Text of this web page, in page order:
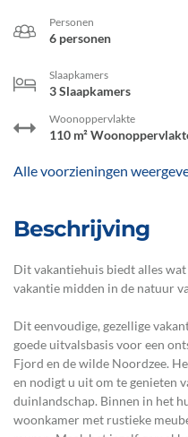
Personen
6 personen
Slaapkamers
3 Slaapkamers
Woonoppervlakte
110 m²
Alle voorzieningen
Beschrijving
Dit vakantiehuis biedt alles
vakantie midden in de natuur
Dit eenvoudige, gezellige
goede uitvalsbasis voor een
Fjord en de wilde Noordzee.
en nodigt u uit om te genieten
duinlandschap. Binnen in het
woonkamer met rustieke